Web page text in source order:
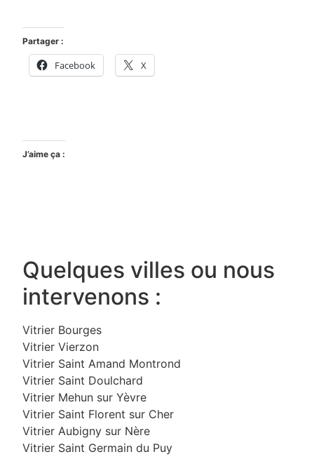
Partager :
Facebook X
J’aime ça :
Quelques villes ou nous
intervenons :
Vitrier Bourges
Vitrier Vierzon
Vitrier Saint Amand Montrond
Vitrier Saint Doulchard
Vitrier Mehun sur Yèvre
Vitrier Saint Florent sur Cher
Vitrier Aubigny sur Nère
Vitrier Saint Germain du Puy